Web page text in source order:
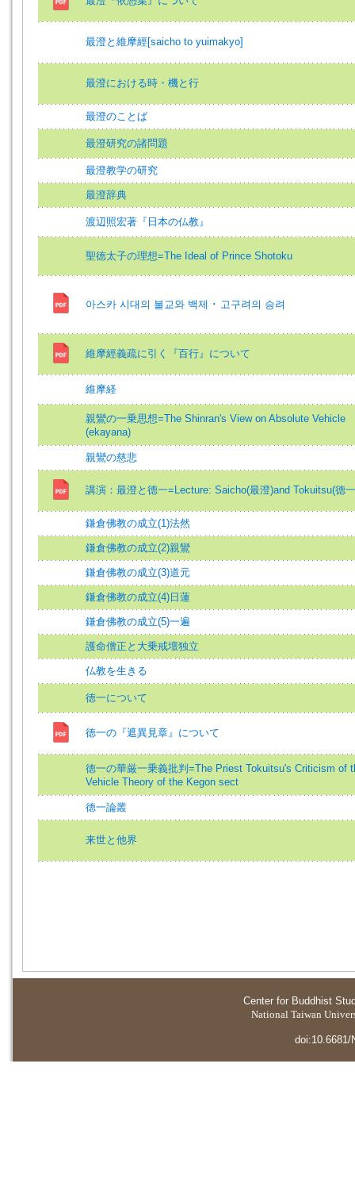
最澄と維摩經[saicho to yuimakyo]
最澄における時・機と行
最澄のことば
最澄研究の諸問題
最澄教学の研究
最澄辞典
渡辺照宏著『日本の仏教』
聖徳太子の理想=The Ideal of Prince Shotoku
아스카 시대의 불교와 백제 ･ 고구려의 승려
維摩經義疏に引く『百行』について
維摩経
親鸞の一乗思想=The Shinran's View on Absolute Vehicle
(ekayana)
親鸞の慈悲
講演：最澄と德一=Lecture: Saicho(最澄)and Tokuitsu(德
鎌倉佛教の成立(1)法然
鎌倉佛教の成立(2)親鸞
鎌倉佛教の成立(3)道元
鎌倉佛教の成立(4)日蓮
鎌倉佛教の成立(5)一遍
護命僧正と大乗戒壇独立
仏教を生きる
徳一について
徳一の『遮異見章』について
徳一の華厳一乗義批判=The Priest Tokuitsu's Criticism of
Vehicle Theory of the Kegon sect
徳一論叢
来世と他界
Center for Buddhist
National Taiwan
doi:10.6681/